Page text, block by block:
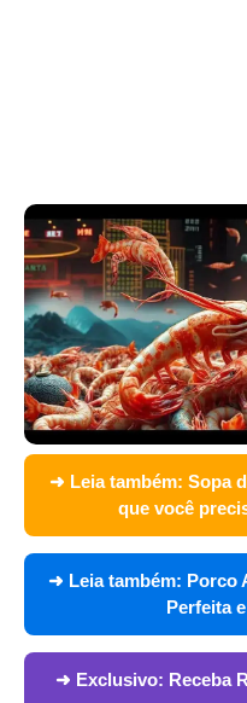
➜ Leia também: Sopa
que você
➜ Leia também: Porco
Perfeita
➜ Exclusivo: Receba